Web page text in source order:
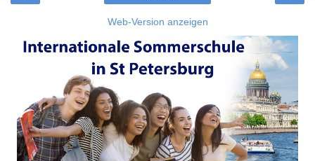
Web-Version anzeigen